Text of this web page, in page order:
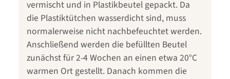
vermischt und in Plastikbeutel gepackt. Da
die Plastiktütchen wasserdicht sind, muss
normalerweise nicht nachbefeuchtet werden.
Anschließend werden die befüllten Beutel
zunächst für 2-4 Wochen an einen etwa 20°C
warmen Ort gestellt. Danach kommen die